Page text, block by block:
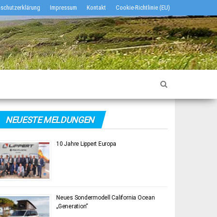
Impressum Kontakt Cookie-Richtlinie (EU)
NEUESTE MELDUNGEN
10 Jahre Lippert Europa
Neues Sondermodell California Ocean
„Generation“